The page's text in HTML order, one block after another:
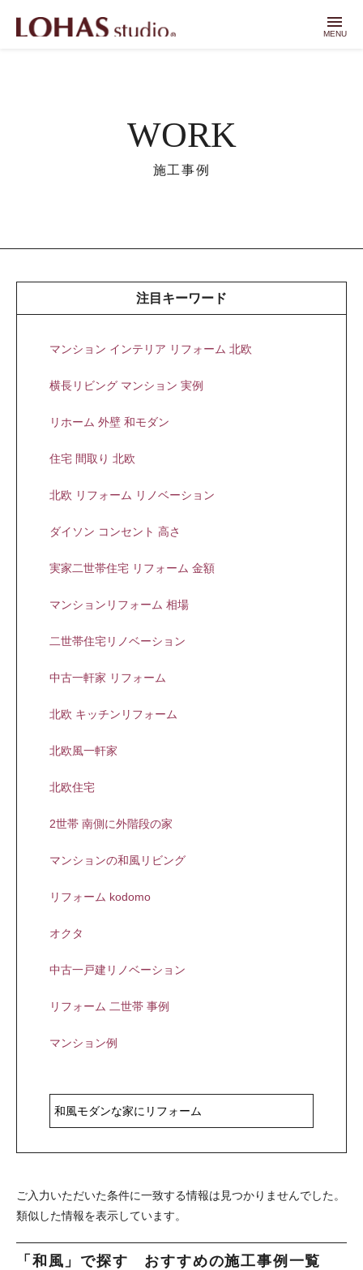
menu
MENU
WORK
施工事例
注目キーワード
マンション インテリア リフォーム 北欧
横長リビング マンション 実例
リホーム 外壁 和モダン
住宅 間取り 北欧
北欧 リフォーム リノベーション
ダイソン コンセント 高さ
実家二世帯住宅 リフォーム 金額
マンションリフォーム 相場
二世帯住宅リノベーション
中古一軒家 リフォーム
北欧 キッチンリフォーム
北欧風一軒家
北欧住宅
2世帯 南側に外階段の家
マンションの和風リビング
リフォーム kodomo
オクタ
中古一戸建リノベーション
リフォーム 二世帯 事例
マンション例
ご入力いただいた条件に一致する情報は見つかりませんでした。
類似した情報を表示しています。
「和風」で探す おすすめの施工事例一覧